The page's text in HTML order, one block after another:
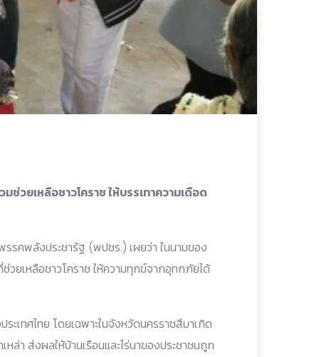
วยเหลือชาวโคราช ให้บรรเทาความเดือด
รคพลังประชารัฐ (พปชร.) เผยว่า ในนามของ
วยเหลือชาวโคราช ให้ความทุกข์จากอุทกภัยได้
ะเทศไทย โดยเฉพาะในจังหวัดนครราชสีมาเกิด
า ส่งผลให้บ้านเรือนและไร่นาของประชาชนถูก